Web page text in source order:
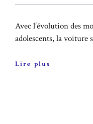
Avec l’évolution des
adolescents, la voiture
Lire plus